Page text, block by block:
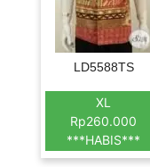
LD5588TS
XL
Rp260.000
***HABIS***